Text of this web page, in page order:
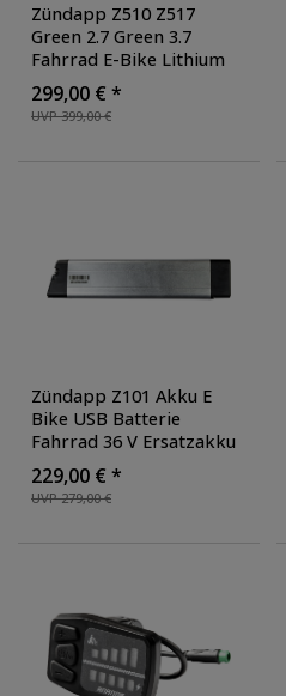
Zündapp Z510 Z517
Green 2.7 Green 3.7
Fahrrad E-Bike Lithium
Ionen Akku 36 V 10,4 15
Ah 374,4 540 Wh Pedelec
Fahrradakku Ersatzakku
UVP 399,00 €
299,00 € *
Zündapp Z101 Akku E
Bike USB Batterie
Fahrrad 36 V Ersatzakku
für Ebike 7,8 Ah 280,8 Wh
Fahrradakku
Ausführung: 7.8 Ah 36 V
UVP 279,00 €
229,00 € *